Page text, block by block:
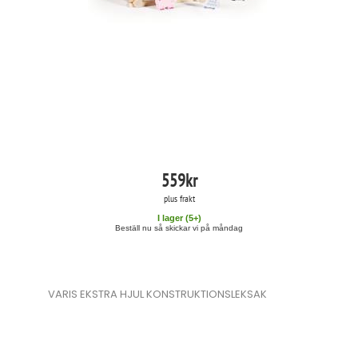
559kr
plus frakt
I lager (5+)
Beställ nu så skickar vi på måndag
VARIS EKSTRA HJUL KONSTRUKTIONSLEKSAK